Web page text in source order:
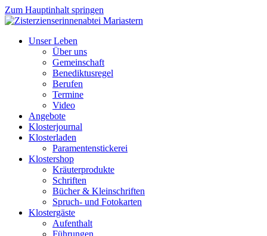
Zum Hauptinhalt springen
Unser Leben
Über uns
Gemeinschaft
Benediktusregel
Berufen
Termine
Video
Angebote
Klosterjournal
Klosterladen
Paramentenstickerei
Klostershop
Kräuterprodukte
Schriften
Bücher & Kleinschriften
Spruch- und Fotokarten
Klostergäste
Aufenthalt
Führungen